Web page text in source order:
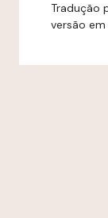
Tradução
versão em